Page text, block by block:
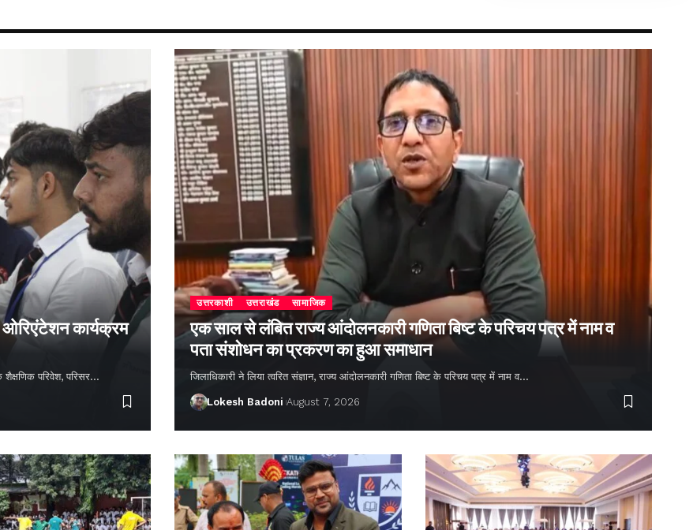
ओरिएंटेशन कार्यक्रम
शैक्षणिक परिवेश, परिसर…
उत्तरकाशी उत्तराखंड सामाजिक
एक साल से लंबित राज्य आंदोलनकारी गणिता बिष्ट के परिचय पत्र में नाम व
पता संशोधन का प्रकरण का हुआ समाधान
जिलाधिकारी ने लिया त्वरित संज्ञान, राज्य आंदोलनकारी गणिता बिष्ट के परिचय पत्र में नाम व…
Lokesh Badoni August 7, 2026